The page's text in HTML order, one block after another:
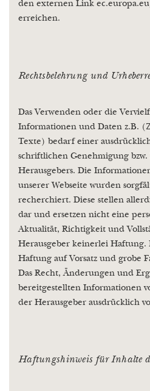
den externen Link
erreichen.
Rechtsbelehrung und
Das Verwenden oder die
Informationen und Daten z.B.
Texte) bedarf einer
schriftlichen Genehmigung
Herausgebers. Die
unserer Webseite wurden
recherchiert. Diese stellen
dar und ersetzen nicht eine
Aktualität, Richtigkeit und
Herausgeber keinerlei Haftung.
Haftung auf Vorsatz und grobe
Das Recht, Änderungen und
bereitgestellten Informationen
der Herausgeber ausdrücklich
Haftungshinweis für Inhalte